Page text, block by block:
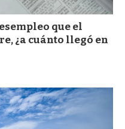
que el
¿a cuánto llegó en